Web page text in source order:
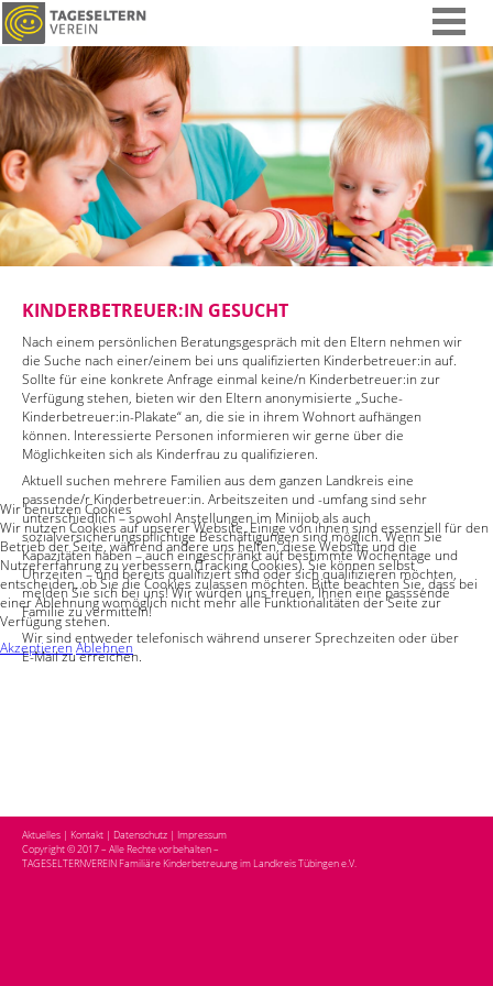
KINDERBETREUER:IN GESUCHT
Nach einem persönlichen Beratungsgespräch mit den Eltern nehmen wir
die Suche nach einer/einem bei uns qualifizierten Kinderbetreuer:in auf.
Sollte für eine konkrete Anfrage einmal keine/n Kinderbetreuer:in zur
Verfügung stehen, bieten wir den Eltern anonymisierte „Suche-
Kinderbetreuer:in-Plakate“ an, die sie in ihrem Wohnort aufhängen
können. Interessierte Personen informieren wir gerne über die
Möglichkeiten sich als Kinderfrau zu qualifizieren.
Aktuell suchen mehrere Familien aus dem ganzen Landkreis eine
passende/r Kinderbetreuer:in. Arbeitszeiten und -umfang sind sehr
unterschiedlich – sowohl Anstellungen im Minijob als auch
sozialversicherungspflichtige Beschäftigungen sind möglich. Wenn Sie
Kapazitäten haben – auch eingeschränkt auf bestimmte Wochentage und
Uhrzeiten – und bereits qualifiziert sind oder sich qualifizieren möchten,
melden Sie sich bei uns! Wir würden uns freuen, Ihnen eine passsende
Familie zu vermitteln!
Wir sind entweder telefonisch während unserer Sprechzeiten oder über
E-Mail zu erreichen.
Aktuelles | Kontakt | Datenschutz | Impressum
Copyright © 2017 – Alle Rechte vorbehalten –
TAGESELTERNVEREIN Familiäre Kinderbetreuung im Landkreis Tübingen e.V.
Wir benutzen Cookies
Wir nutzen Cookies auf unserer Website. Einige von ihnen sind essenziell für den
Betrieb der Seite, während andere uns helfen, diese Website und die
Nutzererfahrung zu verbessern (Tracking Cookies). Sie können selbst
entscheiden, ob Sie die Cookies zulassen möchten. Bitte beachten Sie, dass bei
einer Ablehnung womöglich nicht mehr alle Funktionalitäten der Seite zur
Verfügung stehen.
Akzeptieren Ablehnen